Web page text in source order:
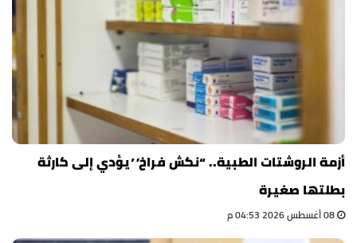
أزمة الروشتات الطبية.. “نكش فراخ” يؤدي إلى كارثة
بطلتها صغيرة